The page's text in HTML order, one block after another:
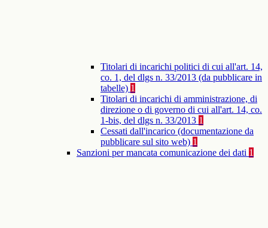
Titolari di incarichi politici di cui all'art. 14,
co. 1, del dlgs n. 33/2013 (da pubblicare in
tabelle) 1
Titolari di incarichi di amministrazione, di
direzione o di governo di cui all'art. 14, co.
1-bis, del dlgs n. 33/2013 1
Cessati dall'incarico (documentazione da
pubblicare sul sito web) 1
Sanzioni per mancata comunicazione dei dati 1